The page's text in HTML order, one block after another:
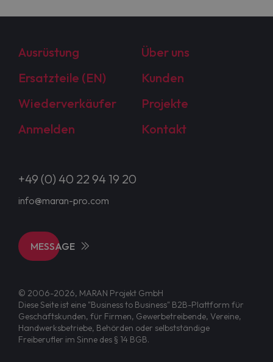
Ausrüstung
Über uns
Ersatzteile (EN)
Kunden
Wiederverkäufer
Projekte
Anmelden
Kontakt
+49 (0) 40 22 94 19 20
info@maran-pro.com
MESSAGE
© 2006-2026, MARAN Projekt GmbH
Diese Seite ist eine "Business to Business" B2B-Plattform für
Geschäftskunden, für Firmen, Gewerbetreibende, Vereine,
Handwerksbetriebe, Behörden oder selbstständige
Freiberufler im Sinne des § 14 BGB.